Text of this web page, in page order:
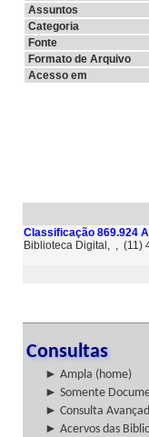
Assuntos
Categoria
Fonte
Formato de Arquivo
Acesso em
Classificação 869.924
Biblioteca Digital, , (11)
Consultas
► Ampla (home)
► Somente
► Consulta
► Acervos das